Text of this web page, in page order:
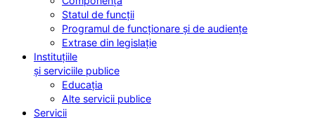
Statul de funcții
Programul de funcționare și de audiențe
Extrase din legislație
Instituțiile
și serviciile publice
Educația
Alte servicii publice
Servicii